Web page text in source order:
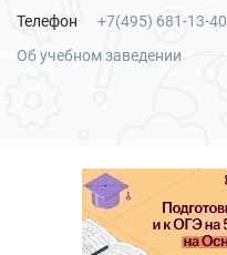
Телефон
+7(495) 681-13-40
Об учебном заведении